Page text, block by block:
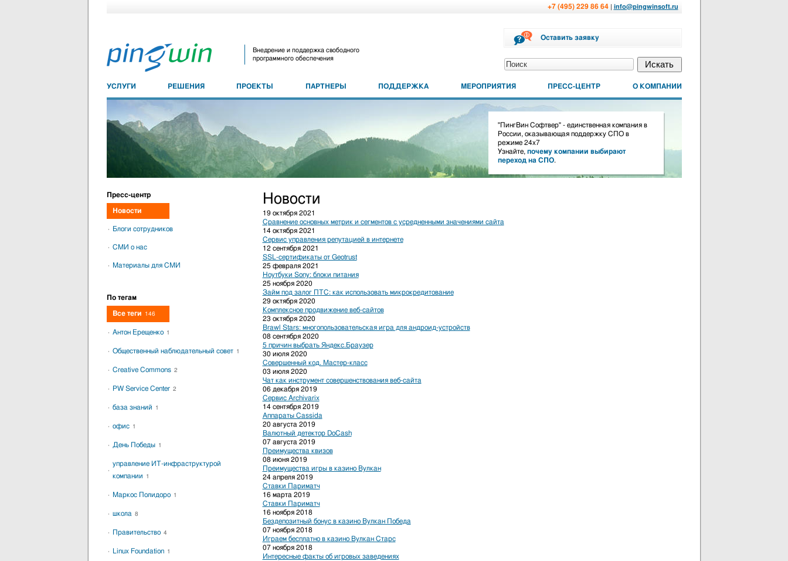
+7 (495) 229 86 64| info@pingwinsoft.ru
Внедрение и поддержка свободного
программного обеспечения
Оставить заявку
УСЛУГИ РЕШЕНИЯ ПРОЕКТЫ ПАРТНЕРЫ ПОДДЕРЖКА МЕРОПРИЯТИЯ ПРЕСС-ЦЕНТР О КОМПАНИИ
"ПингВин Софтвер" - единственная компания в
России, оказывающая поддержку СПО в
режиме 24х7
Узнайте, почему компании выбирают
переход на СПО.
Новости
19 октября 2021
Сравнение основных метрик и сегментов с усредненными значениями сайта
14 октября 2021
Сервис управления репутацией в интернете
12 сентября 2021
SSL-сертификаты от Geotrust
25 февраля 2021
Ноутбуки Sony: блоки питания
25 ноября 2020
Займ под залог ПТС: как использовать микрокредитование
29 октября 2020
Комплексное продвижение веб-сайтов
23 октября 2020
Brawl Stars: многопользовательская игра для андроид-устройств
08 сентября 2020
5 причин выбрать Яндекс.Браузер
30 июля 2020
Совершенный код. Мастер-класс
03 июля 2020
Чат как инструмент совершенствования веб-сайта
06 декабря 2019
Сервис Archivarix
14 сентября 2019
Аппараты Cassida
20 августа 2019
Валютный детектор DoCash
07 августа 2019
Преимущества квизов
08 июня 2019
Преимущества игры в казино Вулкан
24 апреля 2019
Ставки Париматч
16 марта 2019
Ставки Париматч
16 ноября 2018
Бездепозитный бонус в казино Вулкан Победа
07 ноября 2018
Играем бесплатно в казино Вулкан Старс
07 ноября 2018
Интересные факты об игровых заведениях
Пресс-центр
Новости
Блоги сотрудников
СМИ о нас
Материалы для СМИ
По тегам
Все теги 146
Антон Ерещенко 1
Общественный наблюдательный совет 1
Creative Commons 2
PW Service Center 2
база знаний 1
офис 1
День Победы 1
управление ИТ-инфраструктурой
компании
1
Маркос Полидоро 1
школа 8
Правительство 4
Linux Foundation 1